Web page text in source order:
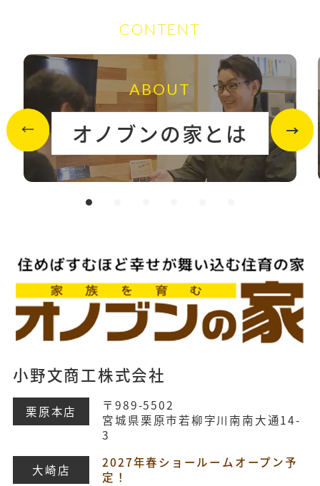
CONTENT
ABOUT
オノブンの家とは
小野文商工株式会社
栗原本店
〒989-5502
宮城県栗原市若柳字川南南大通14-
3
大崎店
2027年春ショールームオープン予
定！